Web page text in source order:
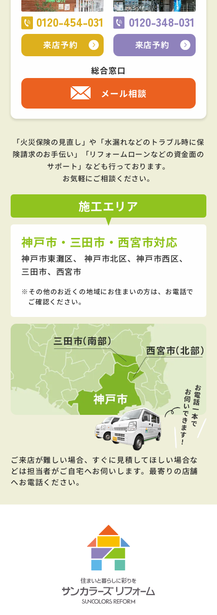
0120-454-031
来店予約
0120-348-031
来店予約
総合窓口
メール相談
「火災保険の見直し」や「水漏れなどのトラブル時に保
険請求のお手伝い」「リフォームローンなどの資金面の
サポート」 なども行っております。
お気軽にご相談ください。
施工エリア
神戸市・三田市・西宮市対応
神戸市東灘区、 神戸市北区、神戸市西区、
三田市、西宮市
その他のお近くの地域にお住まいの方は、お電話で
ご確認ください。
ご来店が難しい場合、すぐに見積してほしい場合な
どは担当者がご自宅へお伺いします。最寄りの店舗
へお電話ください。